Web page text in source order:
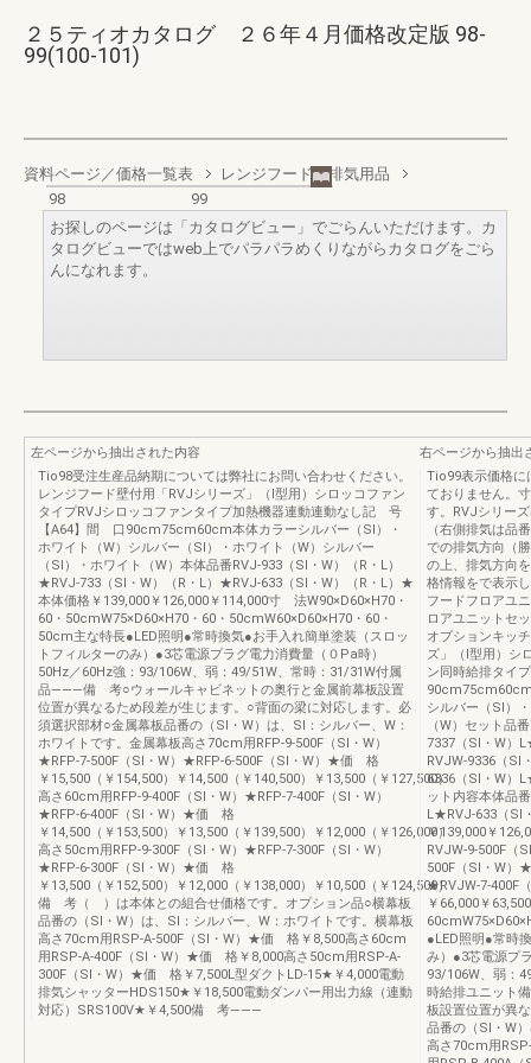
２５ティオカタログ ２６年４月価格改定版 98-
99(100-101)
資料ページ／価格一覧表
レンジフード／排気用品
98
99
お探しのページは「カタログビュー」でごらんいただけます。カ
タログビューではweb上でパラパラめくりながらカタログをごら
んになれます。
左ページから抽出された内容
Tio98受注生産品納期については弊社にお問い合わせください。
レンジフード壁付用「RVJシリーズ」（Ⅰ型用）シロッコファン
タイプRVJシロッコファンタイプ加熱機器連動連動なし記 号
【A64】間 口90cm75cm60cm本体カラーシルバー（SⅠ）・
ホワイト（W）シルバー（SⅠ）・ホワイト（W）シルバー
（SⅠ）・ホワイト（W）本体品番RVJ-933（SI・W）（R・L）
★RVJ-733（SI・W）（R・L）★RVJ-633（SI・W）（R・L）★
本体価格￥139,000￥126,000￥114,000寸 法W90×D60×H70・
60・50cmW75×D60×H70・60・50cmW60×D60×H70・60・
50cm主な特長●LED照明●常時換気●お手入れ簡単塗装（スロッ
トフィルターのみ）●3芯電源プラグ電力消費量（０Pa時）
50Hz／60Hz強：93/106W、弱：49/51W、常時：31/31W付属
品―――備 考○ウォールキャビネットの奥行と金属前幕板設置
位置が異なるため段差が生じます。○背面の梁に対応します。必
須選択部材○金属幕板品番の（SⅠ・W）は、SⅠ：シルバー、W：
ホワイトです。金属幕板高さ70cm用RFP-9-500F（SI・W）
★RFP-7-500F（SI・W）★RFP-6-500F（SI・W）★価 格
￥15,500（￥154,500）￥14,500（￥140,500）￥13,500（￥127,500）
高さ60cm用RFP-9-400F（SI・W）★RFP-7-400F（SI・W）
★RFP-6-400F（SI・W）★価 格
￥14,500（￥153,500）￥13,500（￥139,500）￥12,000（￥126,000）
高さ50cm用RFP-9-300F（SI・W）★RFP-7-300F（SI・W）
★RFP-6-300F（SI・W）★価 格
￥13,500（￥152,500）￥12,000（￥138,000）￥10,500（￥124,500）
備 考（ ）は本体との組合せ価格です。オプション品○横幕板
品番の（SⅠ・W）は、SⅠ：シルバー、W：ホワイトです。横幕板
高さ70cm用RSP-A-500F（SI・W）★価 格￥8,500高さ60cm
用RSP-A-400F（SI・W）★価 格￥8,000高さ50cm用RSP-A-
300F（SI・W）★価 格￥7,500L型ダクトLD-15★￥4,000電動
排気シャッターHDS150★￥18,500電動ダンパー用出力線（連動
対応）SRS100V★￥4,500備 考―――
右ページから抽出
Tio99表示価格に
ておりません。
す。RVJシリー
（右側排気は品
での排気方向（
の上、排気方向
格情報をで表示
フードフロアユ
ロアユニットセ
オプションキッ
ズ」（Ⅰ型用）シ
ン同時給排タイ
90cm75cm60cm
シルバー（SⅠ）
（W）セット品
7337（SI・W）
RVJW-9336（SI
6336（SI・W）
ット内容本体品
L★RVJ-633（SI
￥139,000￥
RVJW-9-500F（
500F（SI・W）
★RVJW-7-400F
￥66,000￥
●LED照明●常時
み）●3芯電源プ
93/106W、弱：
時給排ユニット
板設置位置が異
品番の（SⅠ・W
高さ70cm用